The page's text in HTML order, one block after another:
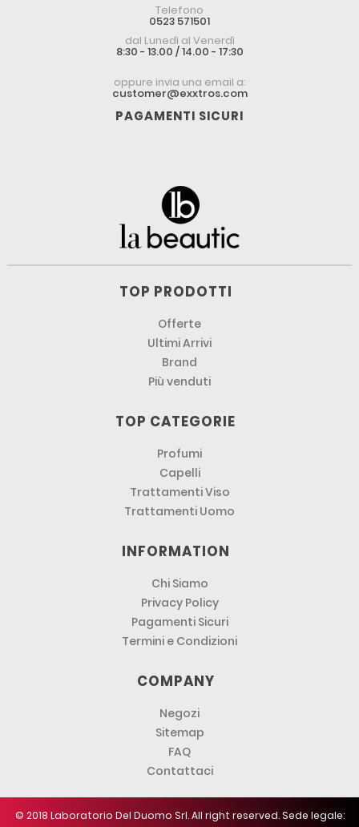
Telefono
0523 571501
dal Lunedì al Venerdì
8:30 - 13.00 / 14.00 - 17:30
oppure invia una email a:
customer@exxtros.com
PAGAMENTI SICURI
TOP PRODOTTI
Offerte
Ultimi Arrivi
Brand
Più venduti
TOP CATEGORIE
Profumi
Capelli
Trattamenti Viso
Trattamenti Uomo
INFORMATION
Chi Siamo
Privacy Policy
Pagamenti Sicuri
Termini e Condizioni
COMPANY
Negozi
Sitemap
FAQ
Contattaci
© 2018 Laboratorio Del Duomo Srl. All right reserved. Sede legale: